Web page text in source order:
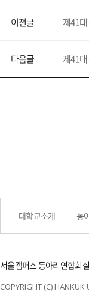
이전글 제41대
다음글 제41
대학교소개 동
서울캠퍼스 동아리연합회실
COPYRIGHT (C) HANKUK